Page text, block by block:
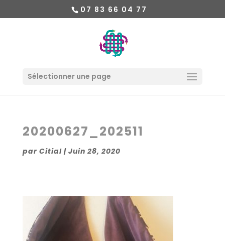
07 83 66 04 77
Sélectionner une page
20200627_202511
par Citial| Juin 28, 2020